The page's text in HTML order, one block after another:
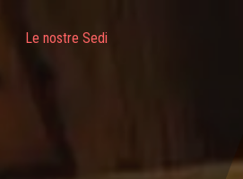
Le nostre Sedi